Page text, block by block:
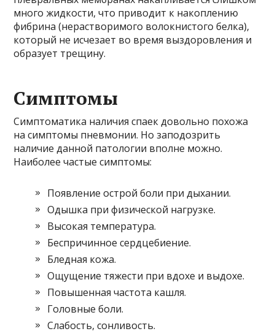
много жидкости, что приводит к накоплению
фибрина (нерастворимого волокнистого белка),
который не исчезает во время выздоровления и
образует трещину.
Симптомы
Симптоматика наличия спаек довольно похожа
на симптомы пневмонии. Но заподозрить
наличие данной патологии вполне можно.
Наиболее частые симптомы:
Появление острой боли при дыхании.
Одышка при физической нагрузке.
Высокая температура.
Беспричинное сердцебиение.
Бледная кожа.
Ощущение тяжести при вдохе и выдохе.
Повышенная частота кашля.
Головные боли.
Слабость, сонливость.